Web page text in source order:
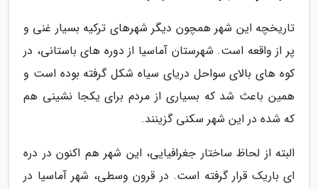
تاریخچه این شهر همچون دیگر شهرهای ترکیه بسیار غنی و
پر از واقعه است. شهرستان آماسیا از دوره های باستانی، در
کوه های بالای سواحل دریای سیاه شکل گرفته بوده است و
همین باعث شد که بسیاری از مردم برای یکجا نشینی هم
که شده در این شهر سکنی گزینند.
البته از لحاظ ساختار جغرافیایی، این شهر هم اکنون در دره
ای باریک قرار گرفته است. در قرون وسطی، شهر آماسیا در